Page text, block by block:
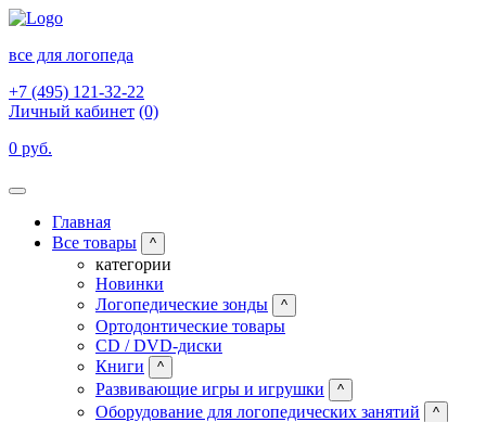
все для логопеда
+7 (495) 121-32-22
Личный кабинет (0)
0 руб.
Главная
Все товары
^
категории
Новинки
Логопедические зонды
^
Ортодонтические товары
CD / DVD-диски
Книги
^
Развивающие игры и игрушки ^
Оборудование для логопедических занятий ^